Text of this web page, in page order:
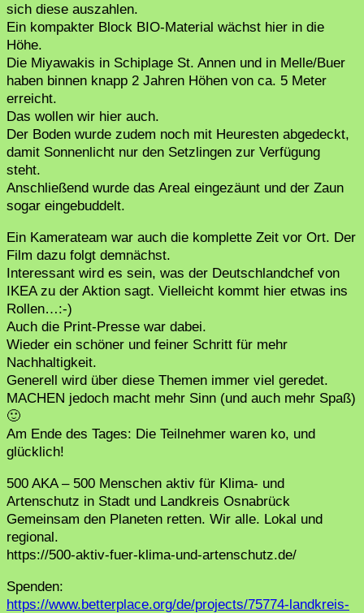
sich diese auszahlen.
Ein kompakter Block BIO-Material wächst hier in die
Höhe.
Die Miyawakis in Schiplage St. Annen und in Melle/Buer
haben binnen knapp 2 Jahren Höhen von ca. 5 Meter
erreicht.
Das wollen wir hier auch.
Der Boden wurde zudem noch mit Heuresten abgedeckt,
damit Sonnenlicht nur den Setzlingen zur Verfügung
steht.
Anschließend wurde das Areal eingezäunt und der Zaun
sogar eingebuddelt.
Ein Kamerateam war auch die komplette Zeit vor Ort. Der
Film dazu folgt demnächst.
Interessant wird es sein, was der Deutschlandchef von
IKEA zu der Aktion sagt. Vielleicht kommt hier etwas ins
Rollen…:-)
Auch die Print-Presse war dabei.
Wieder ein schöner und feiner Schritt für mehr
Nachhaltigkeit.
Generell wird über diese Themen immer viel geredet.
MACHEN jedoch macht mehr Sinn (und auch mehr Spaß)
🙂
Am Ende des Tages: Die Teilnehmer waren ko, und
glücklich!
500 AKA – 500 Menschen aktiv für Klima- und
Artenschutz in Stadt und Landkreis Osnabrück
Gemeinsam den Planeten retten. Wir alle. Lokal und
regional.
https://500-aktiv-fuer-klima-und-artenschutz.de/
Spenden:
https://www.betterplace.org/de/projects/75774-landkreis-